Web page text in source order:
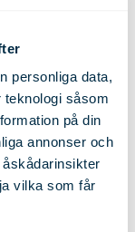
personliga data,
såsom
på din
annonser och
vilka som får